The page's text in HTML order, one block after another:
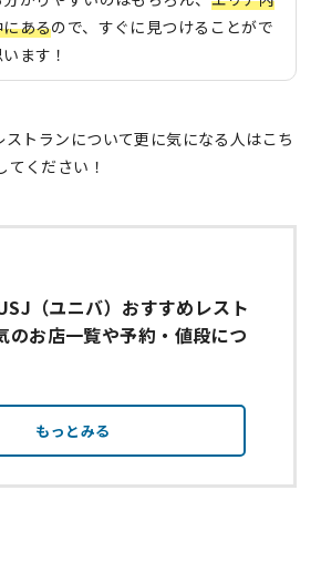
あるので、すぐに見つけることがで
ます！
トランについて更に気になる人はこち
てください！
（ユニバ）おすすめレスト
のお店一覧や予約・値段につ
もっとみる